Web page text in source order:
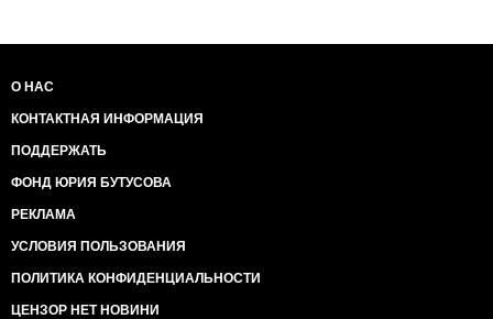
О НАС
КОНТАКТНАЯ ИНФОРМАЦИЯ
ПОДДЕРЖАТЬ
ФОНД ЮРИЯ БУТУСОВА
РЕКЛАМА
УСЛОВИЯ ПОЛЬЗОВАНИЯ
ПОЛИТИКА КОНФИДЕНЦИАЛЬНОСТИ
ЦЕНЗОР НЕТ НОВИНИ